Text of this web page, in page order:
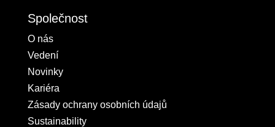
Společnost
O nás
Vedení
Novinky
Kariéra
Zásady ochrany osobních údajů
Sustainability